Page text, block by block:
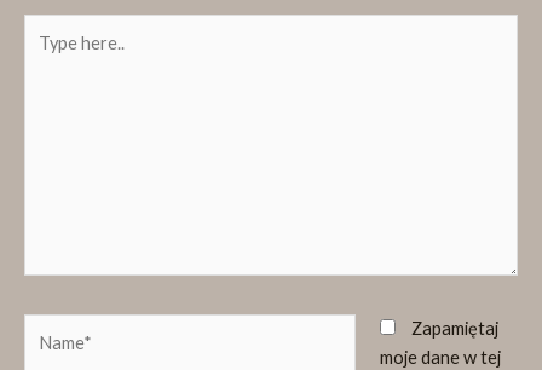
here..
Zapamiętaj
moje dane w tej